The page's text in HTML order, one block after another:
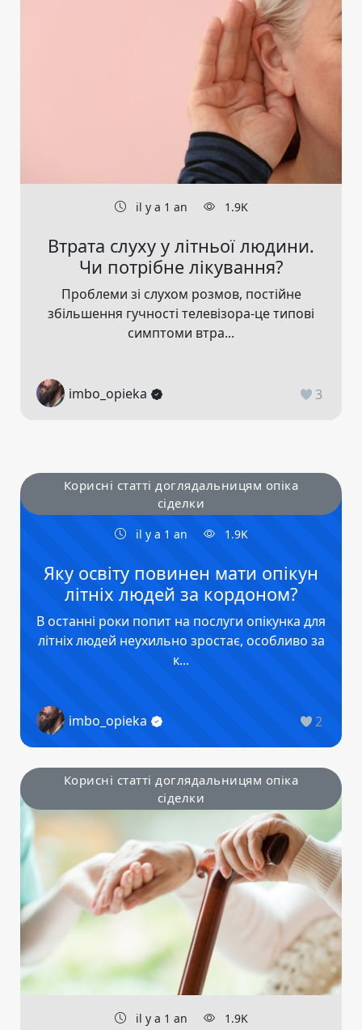
il y a 1 an 1.9K
Втрата слуху у літньої людини.
Чи потрібне лікування?
Проблеми зі слухом розмов, постійне
збільшення гучності телевізора-це типові
симптоми втра...
imbo_opieka 3
il y a 1 an 1.9K
2
Корисні статті доглядальницям опіка
сіделки
Яку освіту повинен мати опікун
літніх людей за кордоном?
В останні роки попит на послуги опікунка для
літніх людей неухильно зростає, особливо за
к...
imbo_opieka
Корисні статті доглядальницям опіка
сіделки
il y a 1 an 1.9K